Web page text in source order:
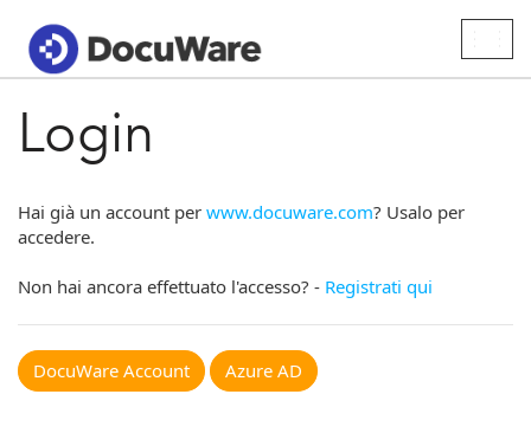
Login
Hai già un account per www.docuware.com? Usalo per
accedere.
Non hai ancora effettuato l'accesso? - Registrati qui
DocuWare Account Azure AD